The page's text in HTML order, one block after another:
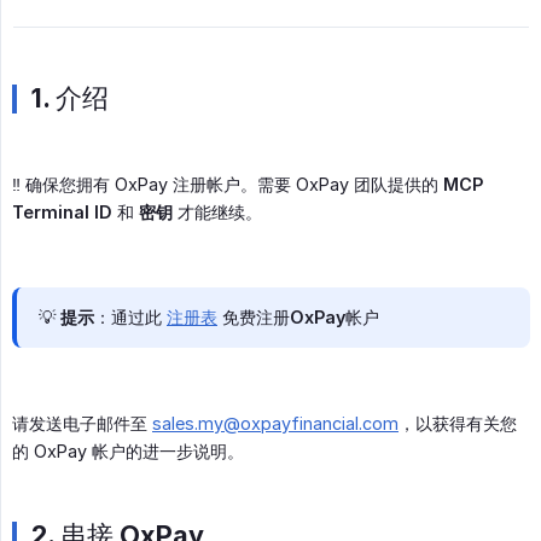
1. 介绍
‼️ 确保您拥有 OxPay 注册帐户。需要 OxPay 团队提供的 MCP
Terminal ID 和 密钥 才能继续。
💡提示 ：通过此 注册表 免费注册OxPay帐户
请发送电子邮件至 sales.my@oxpayfinancial.com ，以获得有关您
的 OxPay 帐户的进一步说明。